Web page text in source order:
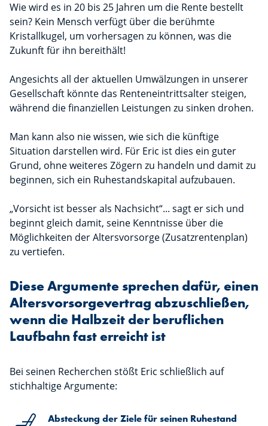
Wie wird es in 20 bis 25 Jahren um die Rente bestellt
sein? Kein Mensch verfügt über die berühmte
Kristallkugel, um vorhersagen zu können, was die
Zukunft für ihn bereithält!
Angesichts all der aktuellen Umwälzungen in unserer
Gesellschaft könnte das Renteneintrittsalter steigen,
während die finanziellen Leistungen zu sinken drohen.
Man kann also nie wissen, wie sich die künftige
Situation darstellen wird. Für Eric ist dies ein guter
Grund, ohne weiteres Zögern zu handeln und damit zu
beginnen, sich ein Ruhestandskapital aufzubauen.
„Vorsicht ist besser als Nachsicht“... sagt er sich und
beginnt gleich damit, seine Kenntnisse über die
Möglichkeiten der Altersvorsorge (Zusatzrentenplan)
zu vertiefen.
Diese Argumente sprechen dafür, einen
Altersvorsorgevertrag abzuschließen,
wenn die Halbzeit der beruflichen
Laufbahn fast erreicht ist
Bei seinen Recherchen stößt Eric schließlich auf
stichhaltige Argumente:
Absteckung der Ziele für seinen Ruhestand